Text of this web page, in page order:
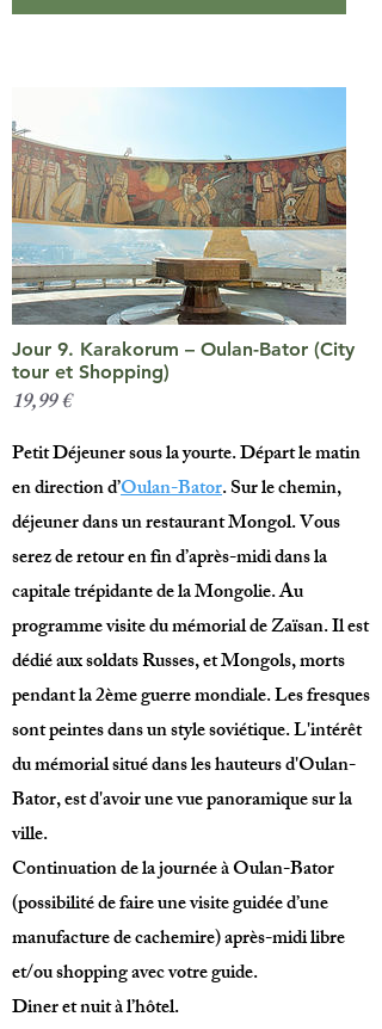
Jour 9. Karakorum – Oulan-Bator (City
tour et Shopping)
19,99 €
Petit Déjeuner sous la yourte. Départ le matin
en direction d’Oulan-Bator. Sur le chemin,
déjeuner dans un restaurant Mongol. Vous
serez de retour en fin d’après-midi dans la
capitale trépidante de la Mongolie. Au
programme visite du mémorial de Zaïsan. Il est
dédié aux soldats Russes, et Mongols, morts
pendant la 2ème guerre mondiale. Les fresques
sont peintes dans un style soviétique. L'intérêt
du mémorial situé dans les hauteurs d'Oulan-
Bator, est d'avoir une vue panoramique sur la
ville.
Continuation de la journée à Oulan-Bator
(possibilité de faire une visite guidée d’une
manufacture de cachemire) après-midi libre
et/ou shopping avec votre guide.
Diner et nuit à l’hôtel.